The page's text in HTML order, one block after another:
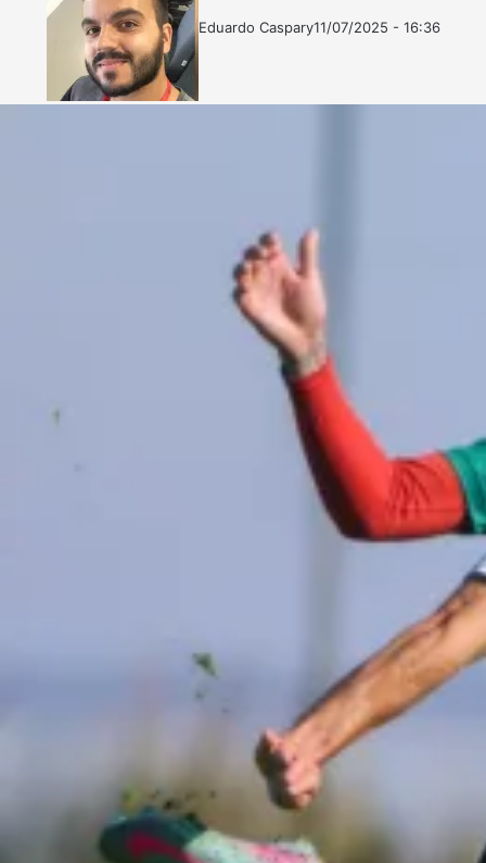
Eduardo CasparyFollow
Mande
11/07/2025 - 16:36